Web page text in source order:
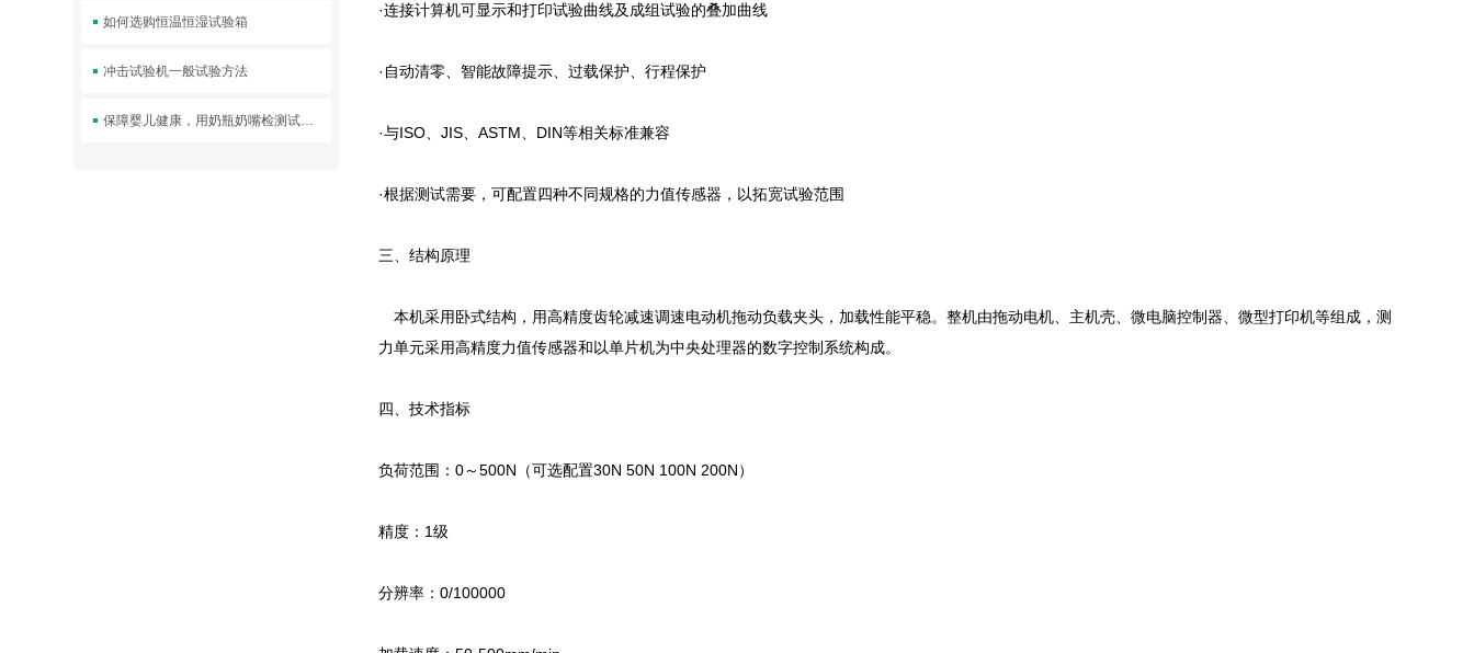
如何选购恒温恒湿试验箱
冲击试验机一般试验方法
保障婴儿健康，用奶瓶奶嘴检测试验机
·连接计算机可显示和打印试验曲线及成组试验的叠加曲线
·自动清零、智能故障提示、过载保护、行程保护
·与ISO、JIS、ASTM、DIN等相关标准兼容
·根据测试需要，可配置四种不同规格的力值传感器，以拓宽试验范围
三、结构原理
本机采用卧式结构，用高精度齿轮减速调速电动机拖动负载夹头，加载性能平稳。整机由拖动电机、主机壳、微电脑控制器、微型打印机等组成，测
力单元采用高精度力值传感器和以单片机为中央处理器的数字控制系统构成。
四、技术指标
负荷范围：0～500N（可选配置30N 50N 100N 200N）
精度：1级
分辨率：0/100000